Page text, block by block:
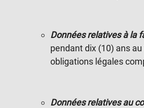
Données relatives à la
pendant dix (10) ans
obligations légales
Données relatives au